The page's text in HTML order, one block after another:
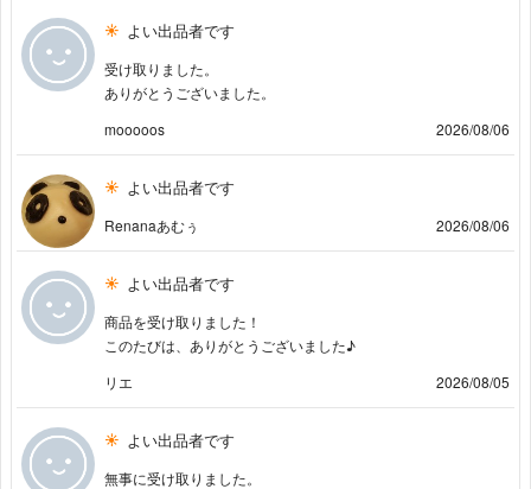
よい出品者です
受け取りました。
ありがとうございました。
mooooos
2026/08/06
よい出品者です
Renanaあむぅ 2026/08/06
よい出品者です
商品を受け取りました！
このたびは、ありがとうございました♪
リエ
2026/08/05
よい出品者です
無事に受け取りました。